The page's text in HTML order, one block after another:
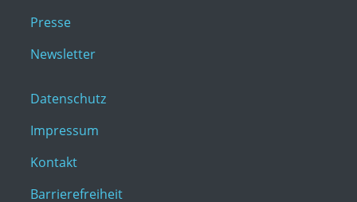
Presse
Newsletter
Datenschutz
Impressum
Kontakt
Barrierefreiheit